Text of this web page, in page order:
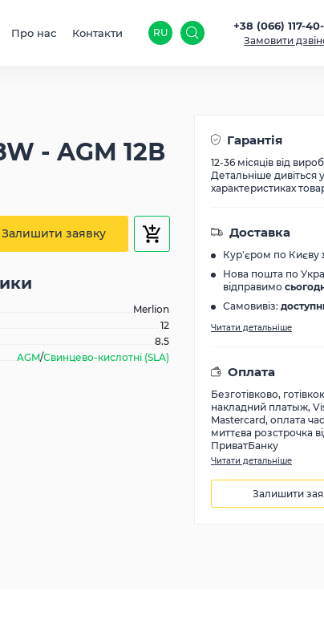
Про нас Контакти RU
+38 (066) 117-40-
Замовити
- AGM 12В
Залишити заявку
Merlion
12
8.5
AGM/Свинцево-кислотні (SLA)
Гарантія
12-36 місяців від
Детальніше дивіться у
характеристиках
Доставка
Кур'єром по Києву
Нова пошта по
відправимо
Самовивіз:
Читати детальніше
Оплата
Безготівково,
накладний платыж,
Mastercard, оплата
миттєва розстрочка
ПриватБанку
Читати детальніше
Залишити